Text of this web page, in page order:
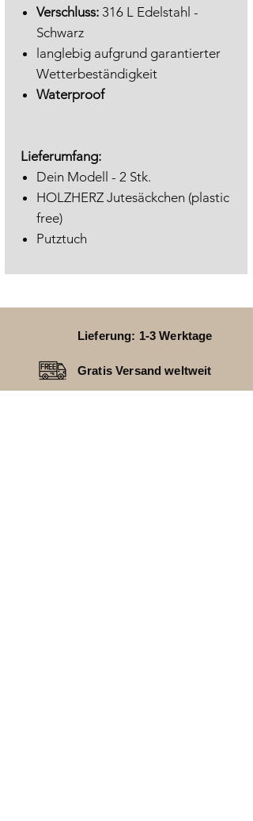
Verschluss: 316 L Edelstahl -
Schwarz
langlebig aufgrund garantierter
Wetterbeständigkeit
Waterproof
Lieferumfang:
Dein Modell - 2 Stk.
HOLZHERZ Jutesäckchen (plastic
free)
Putztuch
Lieferung: 1-3 Werktage
Gratis Versand weltweit